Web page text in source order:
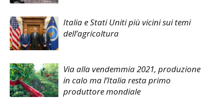
Italia e Stati Uniti più vicini sui temi
dell’agricoltura
Via alla vendemmia 2021, produzione
in calo ma l’Italia resta primo
produttore mondiale